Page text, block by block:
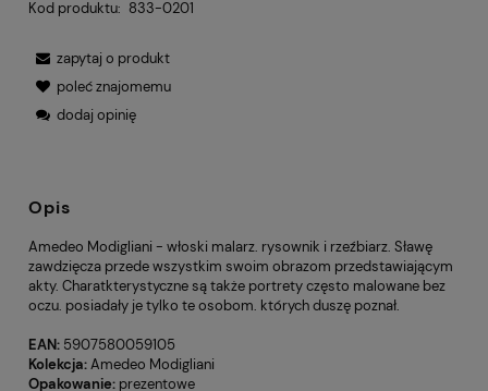
Kod produktu: 833-0201
zapytaj o produkt
poleć znajomemu
dodaj opinię
Opis
Amedeo Modigliani - włoski malarz. rysownik i rzeźbiarz. Sławę
zawdzięcza przede wszystkim swoim obrazom przedstawiającym
akty. Charatkterystyczne są także portrety często malowane bez
oczu. posiadały je tylko te osobom. których duszę poznał.
EAN: 5907580059105
Kolekcja:Amedeo Modigliani
Opakowanie: prezentowe